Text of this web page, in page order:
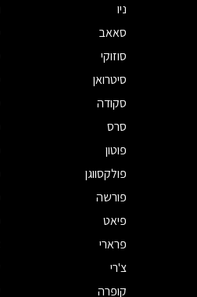
ניו
סאאב
סוזוקי
סיטרואן
סקודה
סרס
פוטון
פולקסווגן
פורשה
פיאט
פרארי
צ'רי
קופרה